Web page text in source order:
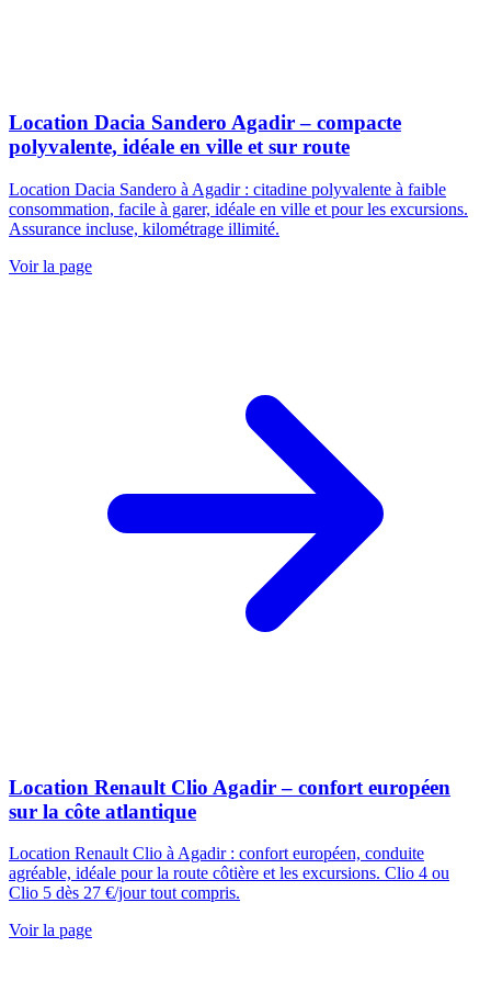
Location Dacia Sandero Agadir – compacte
polyvalente, idéale en ville et sur route
Location Dacia Sandero à Agadir : citadine polyvalente à faible
consommation, facile à garer, idéale en ville et pour les excursions.
Assurance incluse, kilométrage illimité.
Voir la page
Location Renault Clio Agadir – confort européen
sur la côte atlantique
Location Renault Clio à Agadir : confort européen, conduite
agréable, idéale pour la route côtière et les excursions. Clio 4 ou
Clio 5 dès 27 €/jour tout compris.
Voir la page